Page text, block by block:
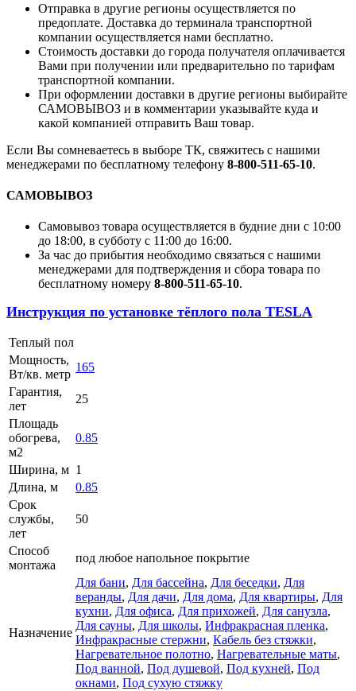
Отправка в другие регионы осуществляется по
предоплате. Доставка до терминала транспортной
компании осуществляется нами бесплатно.
Стоимость доставки до города получателя оплачивается
Вами при получении или предварительно по тарифам
транспортной компании.
При оформлении доставки в другие регионы выбирайте
САМОВЫВОЗ и в комментарии указывайте куда и
какой компанией отправить Ваш товар.
Если Вы сомневаетесь в выборе ТК, свяжитесь с нашими
менеджерами по бесплатному телефону 8-800-511-65-10.
САМОВЫВОЗ
Самовывоз товара осуществляется в будние дни с 10:00
до 18:00, в субботу с 11:00 до 16:00.
За час до прибытия необходимо связаться с нашими
менеджерами для подтверждения и сбора товара по
бесплатному номеру 8-800-511-65-10.
Инструкция по установке тёплого пола TESLA
Теплый пол
Мощность,
Вт/кв. метр
165
Гарантия,
лет
25
Площадь
обогрева,
м2
0.85
Ширина, м 1
Длина, м
0.85
Срок
службы,
лет
50
Способ
монтажа
под любое напольное покрытие
Назначение
Для бани, Для бассейна, Для беседки, Для
веранды, Для дачи, Для дома, Для квартиры, Для
кухни, Для офиса, Для прихожей, Для санузла,
Для сауны, Для школы, Инфракрасная пленка,
Инфракрасные стержни, Кабель без стяжки,
Нагревательное полотно, Нагревательные маты,
Под ванной, Под душевой, Под кухней, Под
окнами, Под сухую стяжку